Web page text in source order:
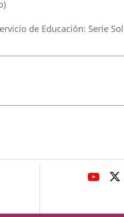
de Educación: Serie
ENLACE